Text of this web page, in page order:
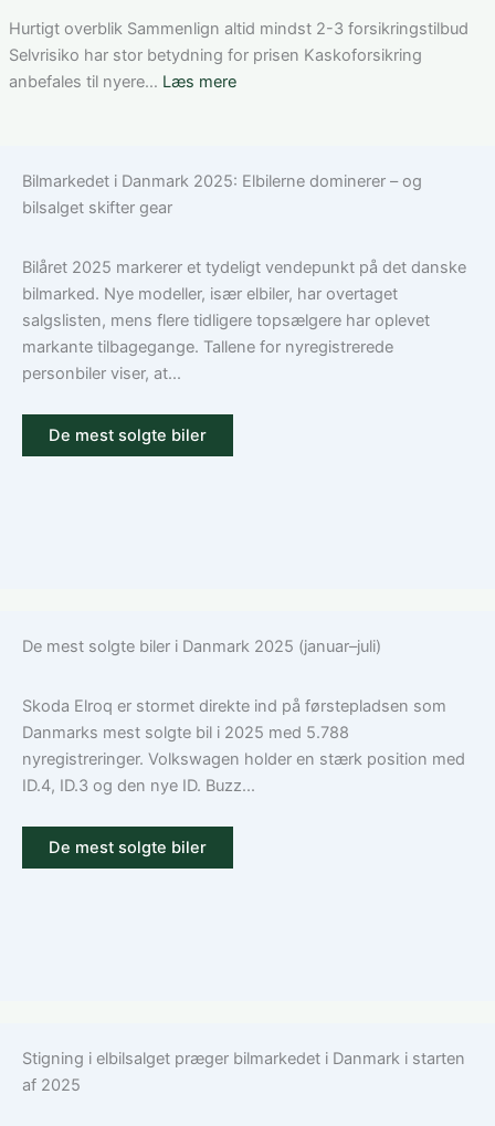
løsning
Tesla
Model
3:
den
Hurtigt overblik Sammenlign altid mindst 2-3 forsikringstilbud
Selvrisiko har stor betydning for prisen Kaskoforsikring
anbefales til nyere… Læs mere:
bilforsikring
Guide
til
ansvar,
kasko
Bilmarkedet i Danmark 2025: Elbilerne dominerer – og
bilsalget skifter gear
Bilåret 2025 markerer et tydeligt vendepunkt på det danske
bilmarked. Nye modeller, især elbiler, har overtaget
salgslisten, mens flere tidligere topsælgere har oplevet
markante tilbagegange. Tallene for nyregistrerede
personbiler viser, at...
De mest solgte biler
De mest solgte biler i Danmark 2025 (januar–juli)
Skoda Elroq er stormet direkte ind på førstepladsen som
Danmarks mest solgte bil i 2025 med 5.788
nyregistreringer. Volkswagen holder en stærk position med
ID.4, ID.3 og den nye ID. Buzz...
De mest solgte biler
Stigning i elbilsalget præger bilmarkedet i Danmark i starten
af 2025